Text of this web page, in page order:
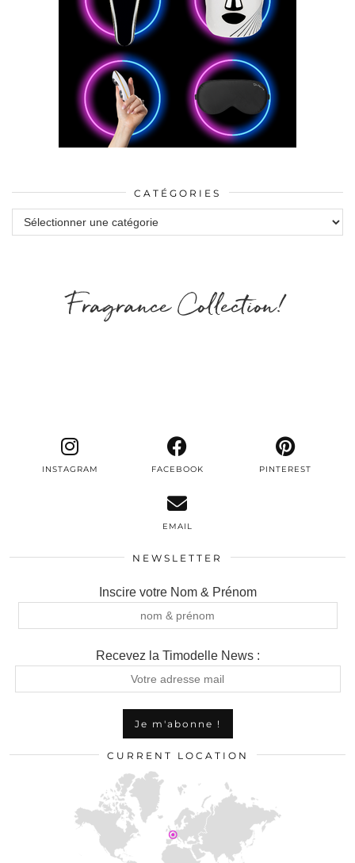
CATÉGORIES
Catégories
Fragrance Collection!
INSTAGRAM FACEBOOK PINTEREST
EMAIL
NEWSLETTER
Inscire votre Nom & Prénom
Recevez la Timodelle News :
CURRENT LOCATION